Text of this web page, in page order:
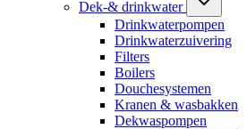
Dek-& drinkwater
Drinkwaterpompen
Drinkwaterzuivering
Filters
Boilers
Douchesystemen
Kranen & wasbakken
Dekwaspompen